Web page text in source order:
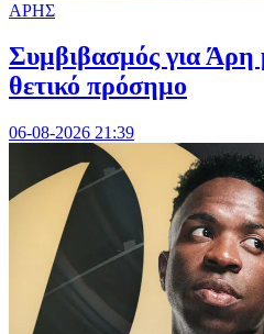
ΑΡΗΣ
Συμβιβασμός για
θετικό πρόσημο
06-08-2026 21:39